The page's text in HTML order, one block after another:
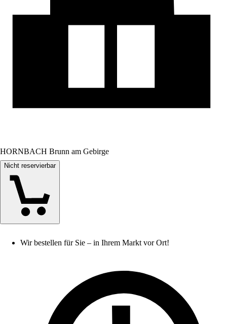
HORNBACH Brunn am Gebirge
Nicht reservierbar
Wir bestellen für Sie – in Ihrem Markt vor Ort!